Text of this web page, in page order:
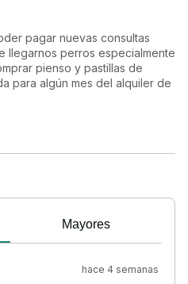
pagar nuevas consultas
llegarnos perros especialmente
pienso y pastillas de
para algún mes del alquiler de
Mayores
hace 4 semanas